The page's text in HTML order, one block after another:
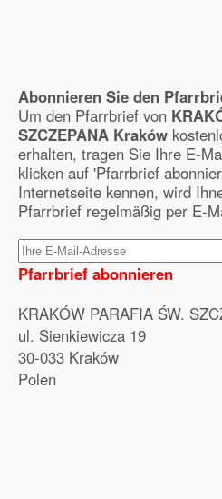
Abonnieren Sie den
Um den Pfarrbrief von
SZCZEPANA Kraków
erhalten, tragen Sie Ihre E-
klicken auf 'Pfarrbrief
Internetseite kennen, wird
Pfarrbrief regelmäßig per E-
Pfarrbrief abonnieren
KRAKÓW PARAFIA ŚW.
ul. Sienkiewicza 19
30‑033 Kraków
Polen